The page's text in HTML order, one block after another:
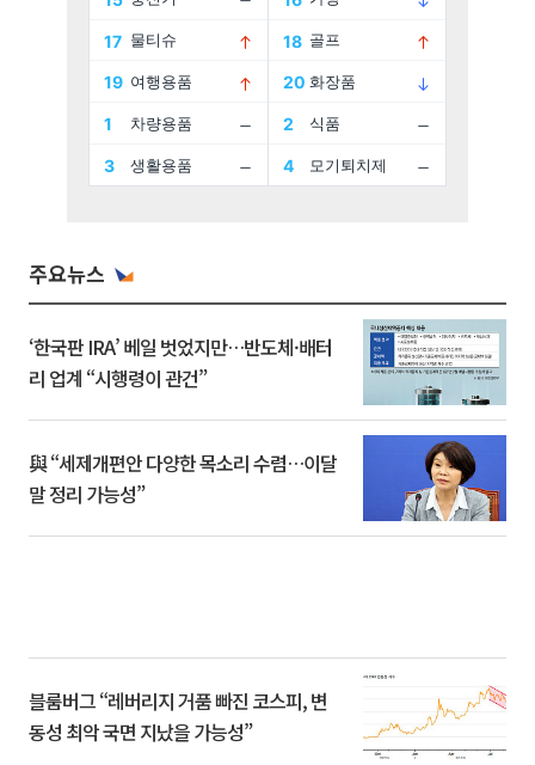
주요뉴스
‘한국판 IRA’ 베일 벗었지만…반도체·배터
리 업계 “시행령이 관건”
與 “세제개편안 다양한 목소리 수렴…이달
말 정리 가능성”
블룸버그 “레버리지 거품 빠진 코스피, 변
동성 최악 국면 지났을 가능성”